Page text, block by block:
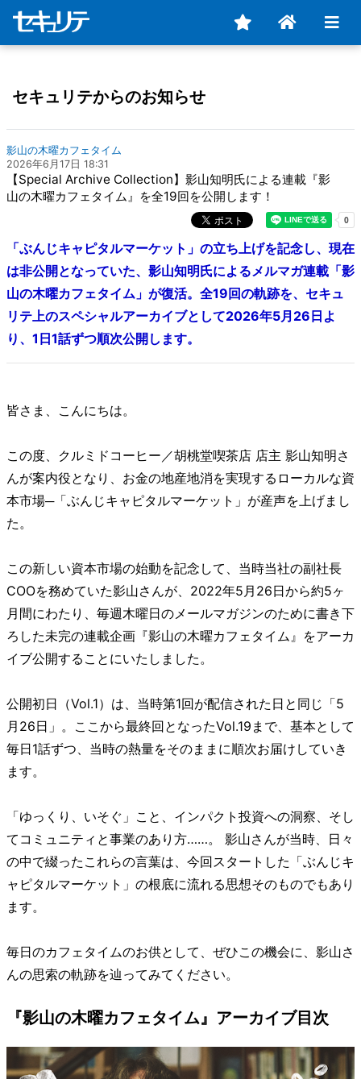
セキュリテからのお知らせ
影山の木曜カフェタイム
2026年6月17日 18:31
【Special Archive Collection】影山知明氏による連載『影
山の木曜カフェタイム』を全19回を公開します！
「ぶんじキャピタルマーケット 」の立ち上げを記念し、現在
は非公開となっていた、影山知明氏によるメルマガ連載「影
山の木曜カフェタイム」が復活。全19回の軌跡を、セキュ
リテ上のスペシャルアーカイブとして2026年5月26日よ
り、1日1話ずつ順次公開します。
皆さま、こんにちは。
この度、クルミドコーヒー／胡桃堂喫茶店 店主 影山知明さ
んが案内役となり、お金の地産地消を実現するローカルな資
本市場─「ぶんじキャピタルマーケット」が産声を上げまし
た。
この新しい資本市場の始動を記念して、当時当社の副社長
COOを務めていた影山さんが、2022年5月26日から約5ヶ
月間にわたり、毎週木曜日のメールマガジンのために書き下
ろした未完の連載企画『影山の木曜カフェタイム』をアーカ
イブ公開することにいたしました。
公開初日（Vol.1）は、当時第1回が配信された日と同じ「5
月26日」。ここから最終回となったVol.19まで、基本として
毎日1話ずつ、当時の熱量をそのままに順次お届けしていき
ます。
「ゆっくり、いそぐ」こと、インパクト投資への洞察、そし
てコミュニティと事業のあり方……。 影山さんが当時、日々
の中で綴ったこれらの言葉は、今回スタートした「ぶんじキ
ャピタルマーケット」の根底に流れる思想そのものでもあり
ます。
毎日のカフェタイムのお供として、ぜひこの機会に、影山さ
んの思索の軌跡を辿ってみてください。
『影山の木曜カフェタイム』アーカイブ目次